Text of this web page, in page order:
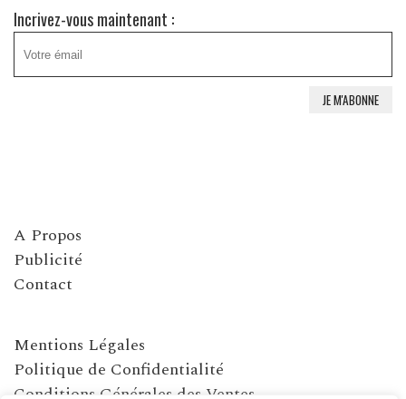
Incrivez-vous maintenant :
A Propos
Publicité
Contact
Mentions Légales
Politique de Confidentialité